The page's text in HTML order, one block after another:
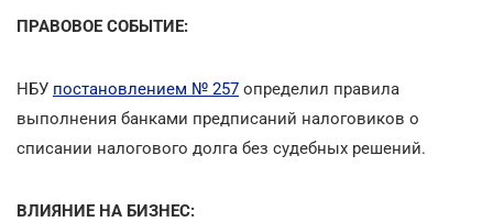
ПРАВОВОЕ СОБЫТИЕ:
НБУ постановлением № 257 определил правила
выполнения банками предписаний налоговиков о
списании налогового долга без судебных решений.
ВЛИЯНИЕ НА БИЗНЕС: